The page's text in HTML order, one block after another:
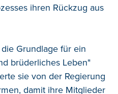
ihren Rückzug aus
Grundlage für ein
brüderliches Leben"
sie von der Regierung
damit ihre Mitglieder